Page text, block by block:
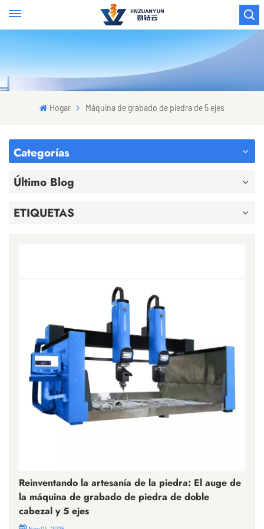
Hogar Máquina de grabado de piedra de 5 ejes
Categorías
Último Blog
ETIQUETAS
Reinventando la artesanía de la piedra: El auge de
la máquina de grabado de piedra de doble
cabezal y 5 ejes